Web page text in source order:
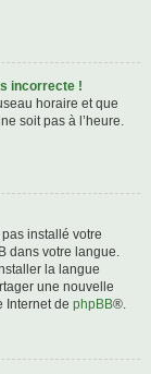
incorrecte !
horaire et que
soit pas à l’heure.
installé votre
dans votre langue.
la langue
une nouvelle
Internet de phpBB®.